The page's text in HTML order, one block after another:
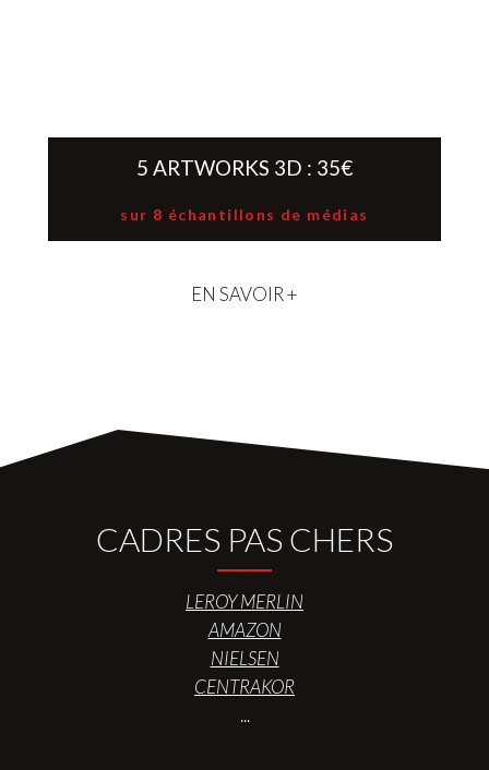
5 ARTWORKS 3D : 35€
sur 8 échantillons de médias
EN SAVOIR +
CADRES PAS CHERS
LEROY MERLIN
AMAZON
NIELSEN
CENTRAKOR
...